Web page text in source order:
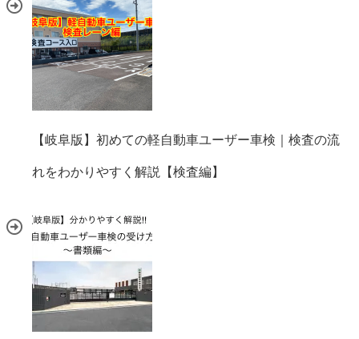
【岐阜版】初めての軽自動車ユーザー車検｜検査の流
れをわかりやすく解説【検査編】